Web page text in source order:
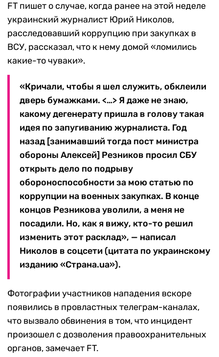
FT пишет о случае, когда ранее на этой неделе
украинский журналист Юрий Николов,
расследовавший коррупцию при закупках в
ВСУ, рассказал, что к нему домой «ломились
какие-то чуваки».
«Кричали, чтобы я шел служить, обклеили
дверь бумажками. <…> Я даже не знаю,
какому дегенерату пришла в голову такая
идея по запугиванию журналиста. Год
назад [занимавший тогда пост министра
обороны Алексей] Резников просил СБУ
открыть дело по подрыву
обороноспособности за мою статью по
коррупции на военных закупках. В конце
концов Резникова уволили, а меня не
посадили. Но, как я вижу, кто-то решил
изменить этот расклад», — написал
Николов в соцсети (цитата по украинскому
изданию «Страна.ua»).
Фотографии участников нападения вскоре
появились в провластных телеграм-каналах,
что вызвало обвинения в том, что инцидент
произошел с дозволения правоохранительных
органов, замечает FT.